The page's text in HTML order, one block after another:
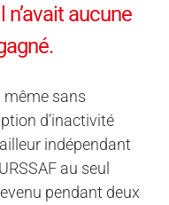
n’avait aucune
même sans
d’inactivité
indépendant
au seul
pendant deux